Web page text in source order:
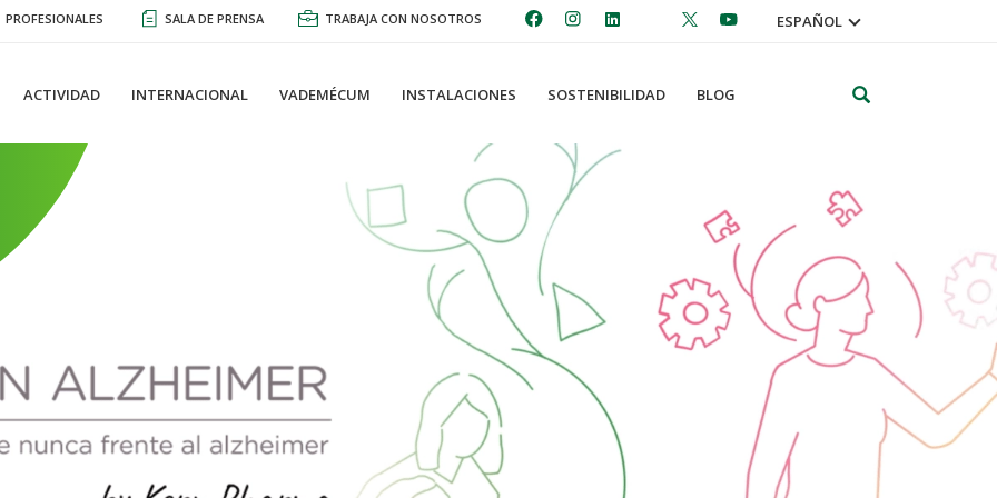
PROFESIONALES SALA DE PRENSA TRABAJA CON NOSOTROS ESPAÑOL
ACTIVIDAD INTERNACIONAL VADEMÉCUM INSTALACIONES SOSTENIBILIDAD BLOG